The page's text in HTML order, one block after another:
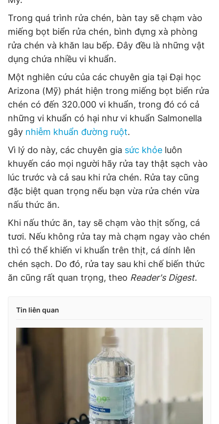
Trong quá trình rửa chén, bàn tay sẽ chạm vào
miếng bọt biển rửa chén, bình đựng xà phòng
rửa chén và khăn lau bếp. Đây đều là những vật
dụng chứa nhiều vi khuẩn.
Một nghiên cứu của các chuyên gia tại Đại học
Arizona (Mỹ) phát hiện trong miếng bọt biển rửa
chén có đến 320.000 vi khuẩn, trong đó có cả
những vi khuẩn có hại như vi khuẩn Salmonella
gây nhiễm khuẩn đường ruột.
Vì lý do này, các chuyên gia sức khỏe luôn
khuyến cáo mọi người hãy rửa tay thật sạch vào
lúc trước và cả sau khi rửa chén. Rửa tay cũng
đặc biệt quan trọng nếu bạn vừa rửa chén vừa
nấu thức ăn.
Khi nấu thức ăn, tay sẽ chạm vào thịt sống, cá
tươi. Nếu không rửa tay mà chạm ngay vào chén
thì có thể khiến vi khuẩn trên thịt, cá dính lên
chén sạch. Do đó, rửa tay sau khi chế biến thức
ăn cũng rất quan trọng, theo Reader's Digest.
Tin liên quan